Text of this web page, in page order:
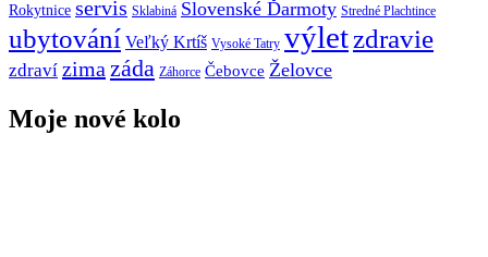
Rokytnice servis Sklabiná Slovenské Ďarmoty Stredné Plachtince
ubytování Veľký Krtíš Vysoké Tatry výletzdravie
zdraví zima záda Záhorce Čebovce Želovce
Moje nové kolo